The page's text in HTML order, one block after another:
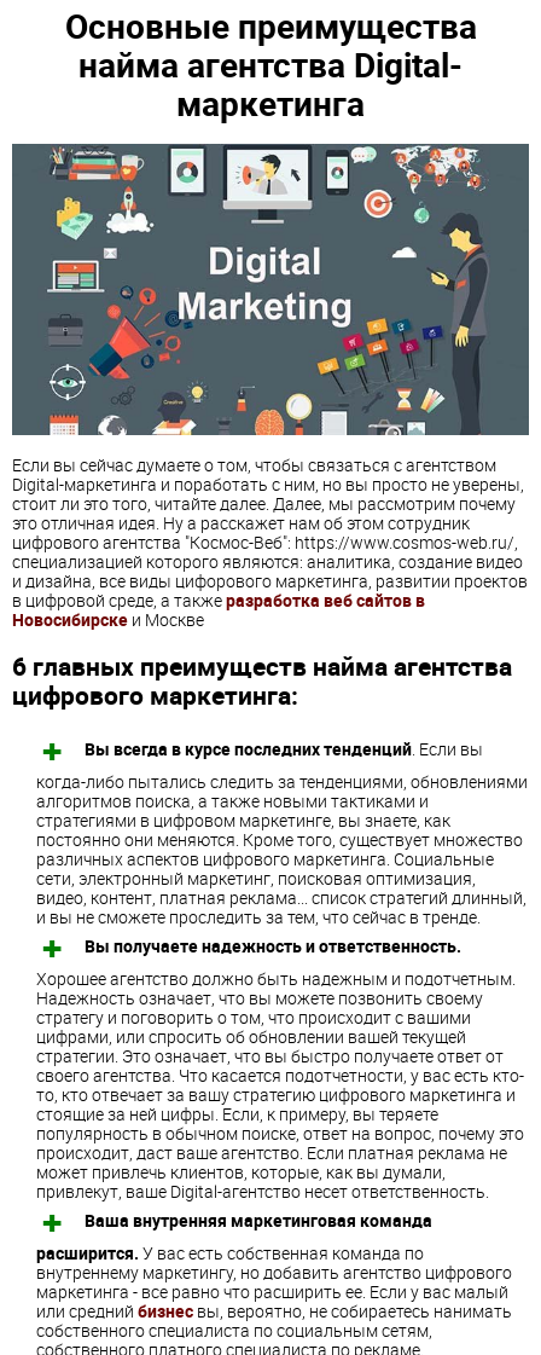
Основные преимущества
найма агентства Digital-
маркетинга
Если вы сейчас думаете о том, чтобы связаться с агентством
Digital-маркетинга и поработать с ним, но вы просто не уверены,
стоит ли это того, читайте далее. Далее, мы рассмотрим почему
это отличная идея. Ну а расскажет нам об этом сотрудник
цифрового агентства "Космос-Веб": https://www.cosmos-web.ru/,
специализацией которого являются: аналитика, создание видео
и дизайна, все виды цифорового маркетинга, развитии проектов
в цифровой среде, а такжеразработка веб сайтов в
Новосибирске и Москве
6 главных преимуществ найма агентства
цифрового маркетинга:
Вы всегда в курсе последних тенденций. Если вы
когда-либо пытались следить за тенденциями, обновлениями
алгоритмов поиска, а также новыми тактиками и
стратегиями в цифровом маркетинге, вы знаете, как
постоянно они меняются. Кроме того, существует множество
различных аспектов цифрового маркетинга. Социальные
сети, электронный маркетинг, поисковая оптимизация,
видео, контент, платная реклама... список стратегий длинный,
и вы не сможете проследить за тем, что сейчас в тренде.
Вы получаете надежность и ответственность.
Хорошее агентство должно быть надежным и подотчетным.
Надежность означает, что вы можете позвонить своему
стратегу и поговорить о том, что происходит с вашими
цифрами, или спросить об обновлении вашей текущей
стратегии. Это означает, что вы быстро получаете ответ от
своего агентства. Что касается подотчетности, у вас есть кто-
то, кто отвечает за вашу стратегию цифрового маркетинга и
стоящие за ней цифры. Если, к примеру, вы теряете
популярность в обычном поиске, ответ на вопрос, почему это
происходит, даст ваше агентство. Если платная реклама не
может привлечь клиентов, которые, как вы думали,
привлекут, ваше Digital-агентство несет ответственность.
Ваша внутренняя маркетинговая команда
расширится. У вас есть собственная команда по
внутреннему маркетингу, но добавить агентство цифрового
маркетинга - все равно что расширить ее. Если у вас малый
или средний бизнес вы, вероятно, не собираетесь нанимать
собственного специалиста по социальным сетям,
собственного платного специалиста по рекламе,